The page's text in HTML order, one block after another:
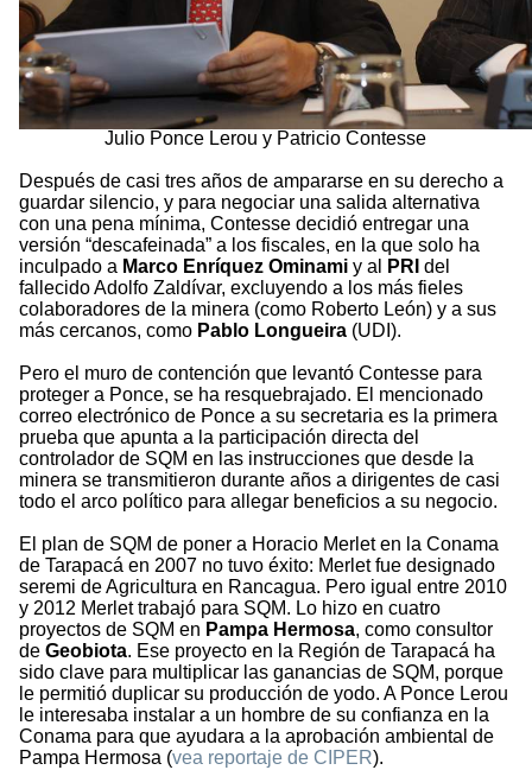
Julio Ponce Lerou y Patricio Contesse
Después de casi tres años de ampararse en su derecho a
guardar silencio, y para negociar una salida alternativa
con una pena mínima, Contesse decidió entregar una
versión “descafeinada” a los fiscales, en la que solo ha
inculpado a Marco Enríquez Ominami y al PRI del
fallecido Adolfo Zaldívar, excluyendo a los más fieles
colaboradores de la minera (como Roberto León) y a sus
más cercanos, como Pablo Longueira (UDI).
Pero el muro de contención que levantó Contesse para
proteger a Ponce, se ha resquebrajado. El mencionado
correo electrónico de Ponce a su secretaria es la primera
prueba que apunta a la participación directa del
controlador de SQM en las instrucciones que desde la
minera se transmitieron durante años a dirigentes de casi
todo el arco político para allegar beneficios a su negocio.
El plan de SQM de poner a Horacio Merlet en la Conama
de Tarapacá en 2007 no tuvo éxito: Merlet fue designado
seremi de Agricultura en Rancagua. Pero igual entre 2010
y 2012 Merlet trabajó para SQM. Lo hizo en cuatro
proyectos de SQM en Pampa Hermosa, como consultor
de Geobiota. Ese proyecto en la Región de Tarapacá ha
sido clave para multiplicar las ganancias de SQM, porque
le permitió duplicar su producción de yodo. A Ponce Lerou
le interesaba instalar a un hombre de su confianza en la
Conama para que ayudara a la aprobación ambiental de
Pampa Hermosa (vea reportaje de CIPER).